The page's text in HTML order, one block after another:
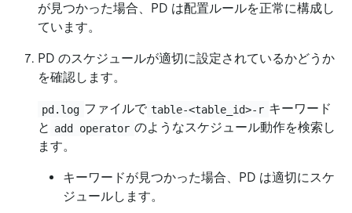
が見つかった場合、PD は配置ルールを正常に構成し
ています。
PD のスケジュールが適切に設定されているかどうか
を確認します。
pd.log ファイルで table-<table_id>-r キーワード
と add operator のようなスケジュール動作を検索し
ます。
キーワードが見つかった場合、PD は適切にスケ
ジュールします。